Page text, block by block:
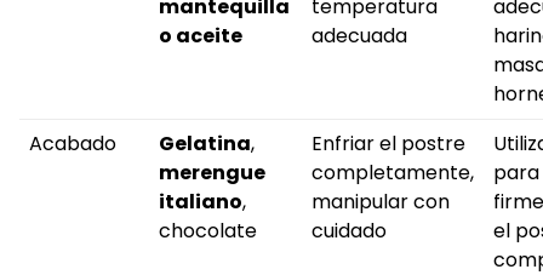
mantequilla
o aceite
temperatura
adecuada
Acabado
Gelatina,
merengue
italiano,
chocolate
Enfriar el postre
completamente,
manipular con
cuidado
el